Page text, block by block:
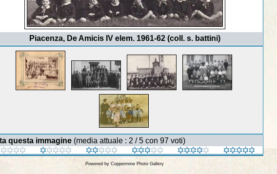
Piacenza, De Amicis IV elem. 1961-62 (coll. s. battini)
questa immagine(media attuale : 2 / 5 con 97 voti)
Powered by Coppermine Photo Gallery